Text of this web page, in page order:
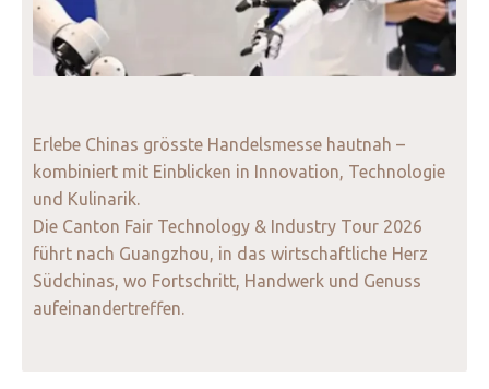
Erlebe Chinas grösste Handelsmesse hautnah –
kombiniert mit Einblicken in Innovation, Technologie
und Kulinarik.
Die Canton Fair Technology & Industry Tour 2026
führt nach Guangzhou, in das wirtschaftliche Herz
Südchinas, wo Fortschritt, Handwerk und Genuss
aufeinandertreffen.